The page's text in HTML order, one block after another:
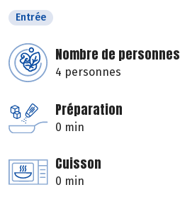
Entrée
Nombre de personnes
4 personnes
Préparation
0 min
Cuisson
0 min